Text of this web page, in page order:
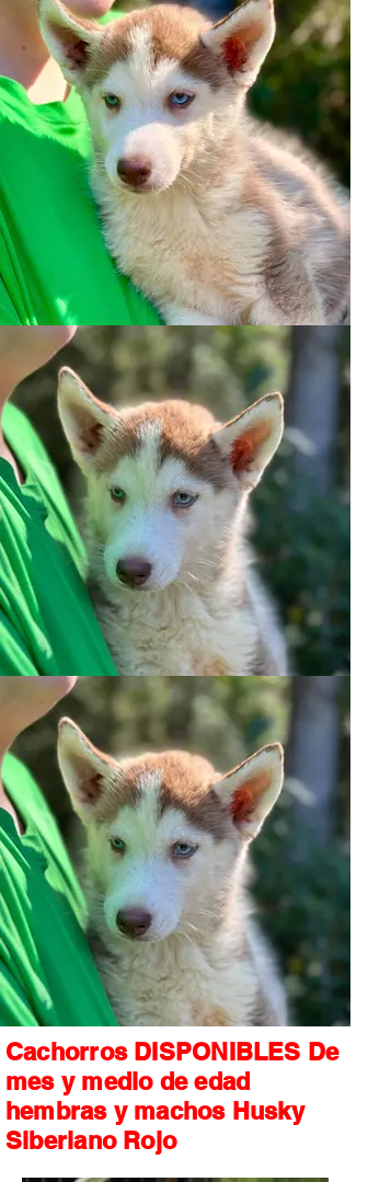
Cachorros DISPONIBLES De
mes y medio de edad
hembras y machos Husky
Siberiano Rojo